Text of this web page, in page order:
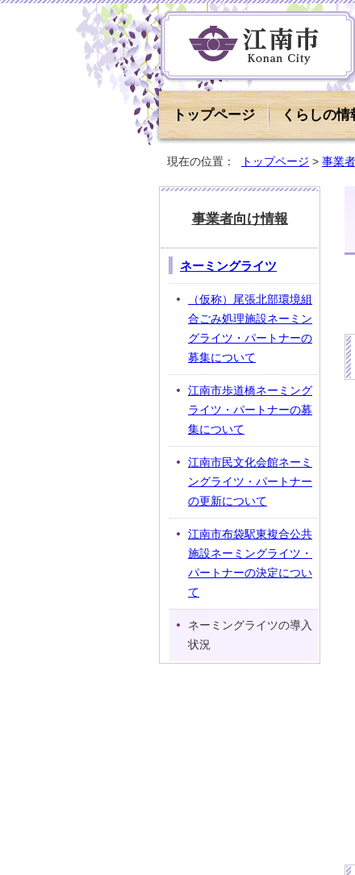
トップページ くらしの情
現在の位置： トップページ > 事業
事業者向け情報
ネーミングライツ
（仮称）尾張北部環境組
合ごみ処理施設ネーミン
グライツ・パートナーの
募集について
江南市歩道橋ネーミング
ライツ・パートナーの募
集について
江南市民文化会館ネーミ
ングライツ・パートナー
の更新について
江南市布袋駅東複合公共
施設ネーミングライツ・
パートナーの決定につい
て
ネーミングライツの導入
状況